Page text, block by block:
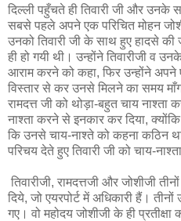
दिल्ली पहुँचते ही तिवारी जी और उनके
सबसे पहले अपने एक परिचित मोहन
उनको तिवारी जी के साथ हुए हादसे की
ही हो गयी थी। उन्होंने तिवारीजी व
आराम करने को कहा, फिर उन्होंने अपने
विस्तार से कर उनसे मिलने का समय
रामदत्त जी को थोड़ा-बहुत चाय नाश्ता
नाश्ता करने से इनकार कर दिया,
कि उनसे चाय-नाश्ते को कहना कठिन
परिचय देते हुए तिवारी जी को चाय-
तिवारीजी, रामदत्तजी और जोशीजी
दिये, जो एयरपोर्ट में अधिकारी हैं।
गए। वो महोदय जोशीजी के ही